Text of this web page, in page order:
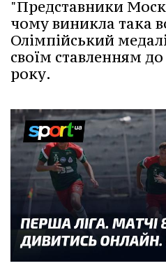
"Представники
чому виникла така
Олімпійський
своїм ставленням до
року.